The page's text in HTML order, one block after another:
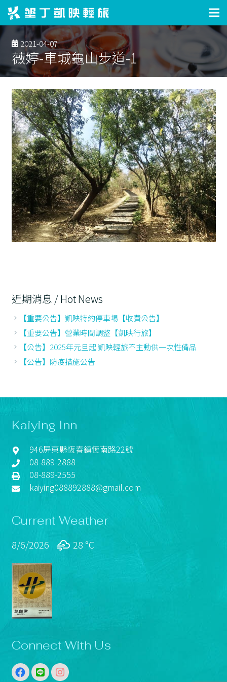
2021-04-07
薇婷-車城龜山步道-1
近期消息 / Hot News
【重要公告】凱映特約停車場【收費公告】
【重要公告】營業時間調整【凱映行旅】
【公告】2025年元旦起 凱映輕旅不主動供一次性備品
【公告】防疫措施公告
Kaiying Inn
946屏東縣恆春鎮恆南路22號
08-889-2888
08-889-2555
kaiying088892888@gmail.com
Current Weather
8/6/2026 28 °C
Connect With Us